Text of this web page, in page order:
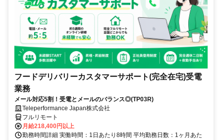
フードデリバリーカスタマーサポート(完全在宅)受電
業務
メール対応5割！受電とメールのバランス◎(TP03R)
Teleperformance Japan株式会社
フルリモート
月給218,400円以上
勤務時間詳細 実働時間：1日あたり8時間 平均勤務日数：1ヶ月あた